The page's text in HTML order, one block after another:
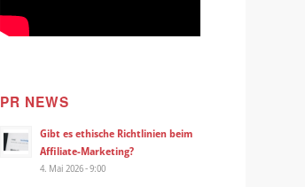
PR NEWS
Gibt es ethische Richtlinien beim
Affiliate-Marketing?
4. Mai 2026 - 9:00